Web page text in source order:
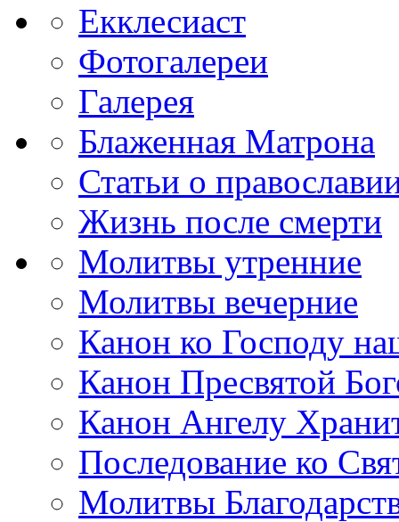
Екклесиаст
Фотогалереи
Галерея
Блаженная Матрона
Статьи о
Жизнь после смерти
Молитвы утренние
Молитвы вечерние
Канон ко Господу
Канон Пресвятой
Канон Ангелу
Последование ко
Молитвы